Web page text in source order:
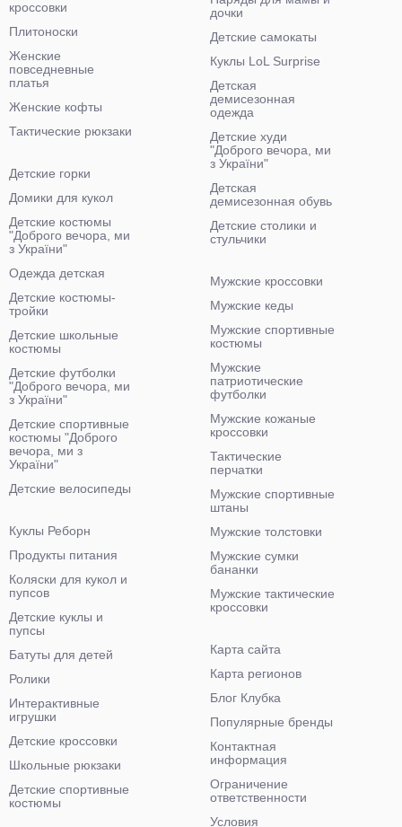
кроссовки
Плитоноски
Женские
повседневные
платья
Женские кофты
Тактические рюкзаки
дочки
Детские самокаты
Куклы LoL Surprise
Детская
демисезонная
одежда
Детские худи
"Доброго вечора, ми
з України"
Детская
демисезонная обувь
Детские столики и
стульчики
Детские горки
Домики для кукол
Детские костюмы
"Доброго вечора, ми
з України"
Одежда детская
Детские костюмы-
тройки
Детские школьные
костюмы
Детские футболки
"Доброго вечора, ми
з України"
Детские спортивные
костюмы "Доброго
вечора, ми з
України"
Детские велосипеды
Мужские кроссовки
Мужские кеды
Мужские спортивные
костюмы
Мужские
патриотические
футболки
Мужские кожаные
кроссовки
Тактические
перчатки
Мужские спортивные
штаны
Мужские толстовки
Мужские сумки
бананки
Мужские тактические
кроссовки
Куклы Реборн
Продукты питания
Коляски для кукол и
пупсов
Детские куклы и
пупсы
Батуты для детей
Ролики
Интерактивные
игрушки
Детские кроссовки
Школьные рюкзаки
Детские спортивные
костюмы
Карта сайта
Карта регионов
Блог Клубка
Популярные бренды
Контактная
информация
Ограничение
ответственности
Условия